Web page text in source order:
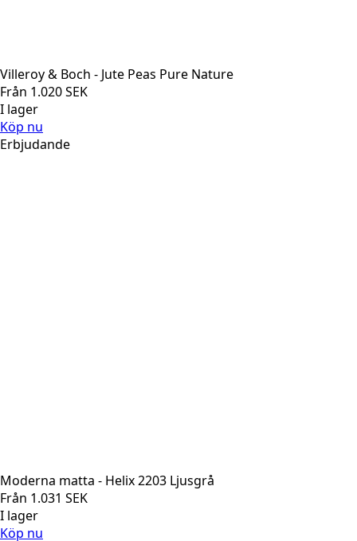
Villeroy & Boch - Jute Peas Pure Nature
Från 1.020SEK
I lager
Köp nu
Erbjudande
Moderna matta - Helix 2203 Ljusgrå
Från 1.031 SEK
I lager
Köp nu